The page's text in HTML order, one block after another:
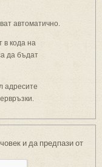
автоматично.
в кода на
да бъдат
адресите
и да предпази от